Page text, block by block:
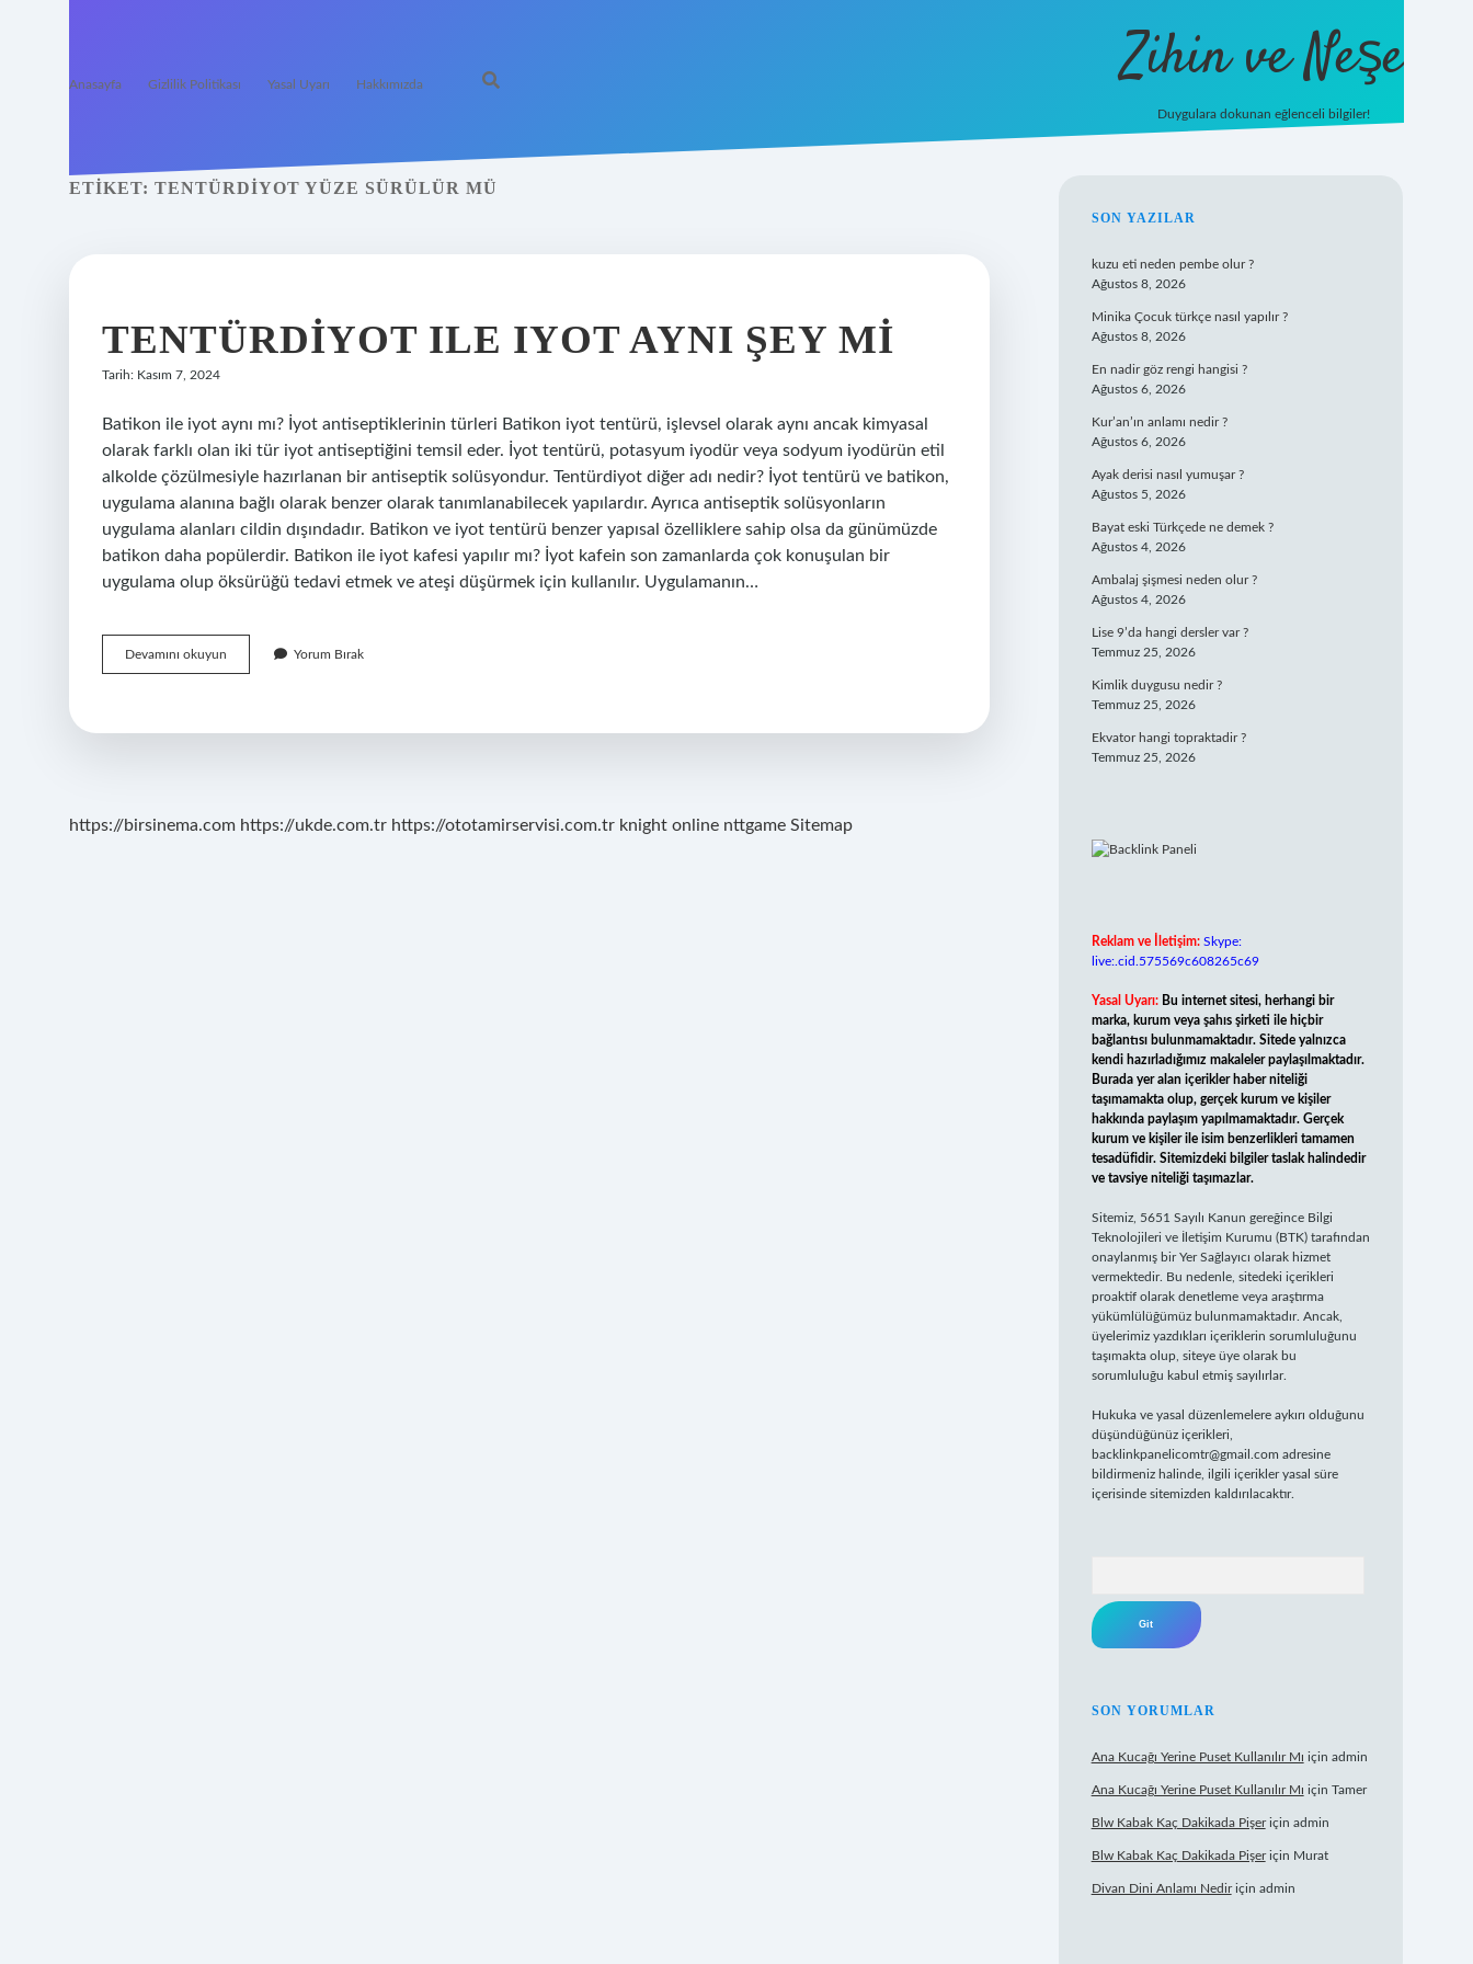
Anasayfa Gizlilik Politikası Yasal Uyarı Hakkımızda Zihin ve Neşe
Duygulara dokunan eğlenceli bilgiler!
ETIKET: TENTÜRDIYOT YÜZE SÜRÜLÜR MÜ
TENTÜRDIYOT ILE IYOT AYNI ŞEY MI
Tarih: Kasım 7, 2024
Batikon ile iyot aynı mı? İyot antiseptiklerinin türleri Batikon iyot tentürü, işlevsel olarak aynı ancak kimyasal
olarak farklı olan iki tür iyot antiseptiğini temsil eder. İyot tentürü, potasyum iyodür veya sodyum iyodürün etil
alkolde çözülmesiyle hazırlanan bir antiseptik solüsyondur. Tentürdiyot diğer adı nedir? İyot tentürü ve batikon,
uygulama alanına bağlı olarak benzer olarak tanımlanabilecek yapılardır. Ayrıca antiseptik solüsyonların
uygulama alanları cildin dışındadır. Batikon ve iyot tentürü benzer yapısal özelliklere sahip olsa da günümüzde
batikon daha popülerdir. Batikon ile iyot kafesi yapılır mı? İyot kafein son zamanlarda çok konuşulan bir
uygulama olup öksürüğü tedavi etmek ve ateşi düşürmek için kullanılır. Uygulamanın…
Devamını okuyun Tentürdiyot
Ile
Şey
Yorum Bırak
https://birsinema.com https://ukde.com.tr https://ototamirservisi.com.tr knight online nttgame Sitemap
SIDEBAR
SON YAZILAR
kuzu eti neden pembe olur ?
Ağustos 8, 2026
Minika Çocuk türkçe nasıl yapılır ?
Ağustos 8, 2026
En nadir göz rengi hangisi ?
Ağustos 6, 2026
Kur’an’ın anlamı nedir ?
Ağustos 6, 2026
Ayak derisi nasıl yumuşar ?
Ağustos 5, 2026
Bayat eski Türkçede ne demek ?
Ağustos 4, 2026
Ambalaj şişmesi neden olur ?
Ağustos 4, 2026
Lise 9’da hangi dersler var ?
Temmuz 25, 2026
Kimlik duygusu nedir ?
Temmuz 25, 2026
Ekvator hangi topraktadir ?
Temmuz 25, 2026
Reklam ve İletişim: Skype:
live:.cid.575569c608265c69
Yasal Uyarı: Bu internet sitesi, herhangi bir
marka, kurum veya şahıs şirketi ile hiçbir
bağlantısı bulunmamaktadır. Sitede yalnızca
kendi hazırladığımız makaleler paylaşılmaktadır.
Burada yer alan içerikler haber niteliği
taşımamakta olup, gerçek kurum ve kişiler
hakkında paylaşım yapılmamaktadır. Gerçek
kurum ve kişiler ile isim benzerlikleri tamamen
tesadüfidir. Sitemizdeki bilgiler taslak halindedir
ve tavsiye niteliği taşımazlar.
Sitemiz, 5651 Sayılı Kanun gereğince Bilgi
Teknolojileri ve İletişim Kurumu (BTK) tarafından
onaylanmış bir Yer Sağlayıcı olarak hizmet
vermektedir. Bu nedenle, sitedeki içerikleri
proaktif olarak denetleme veya araştırma
yükümlülüğümüz bulunmamaktadır. Ancak,
üyelerimiz yazdıkları içeriklerin sorumluluğunu
taşımakta olup, siteye üye olarak bu
sorumluluğu kabul etmiş sayılırlar.
Hukuka ve yasal düzenlemelere aykırı olduğunu
düşündüğünüz içerikleri,
backlinkpanelicomtr@gmail.com adresine
bildirmeniz halinde, ilgili içerikler yasal süre
içerisinde sitemizden kaldırılacaktır.
SON YORUMLAR
Ana Kucağı Yerine Puset Kullanılır Mı için admin
Ana Kucağı Yerine Puset Kullanılır Mı için Tamer
Blw Kabak Kaç Dakikada Pişeriçin admin
Blw Kabak Kaç Dakikada Pişeriçin Murat
Divan Dini Anlamı Nediriçin admin